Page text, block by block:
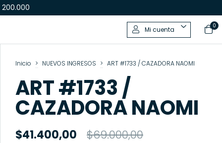
200.000
Mi cuenta 0
Inicio > NUEVOS INGRESOS > ART #1733 / CAZADORA NAOMI
ART #1733 /
CAZADORA NAOMI
$41.400,00 $69.000,00